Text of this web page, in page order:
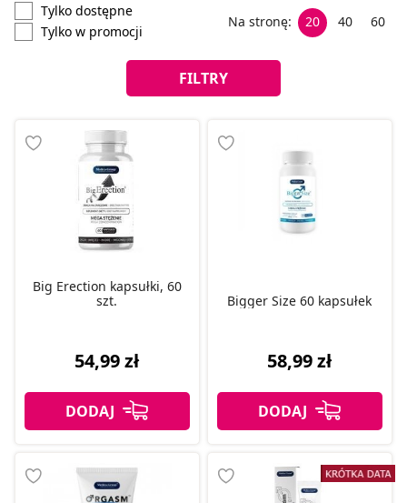
Tylko dostępne
Tylko w promocji
Na stronę: 20 40 60
FILTRY
Big Erection kapsułki, 60
szt.
54,99 zł
Bigger Size 60 kapsułek
58,99 zł